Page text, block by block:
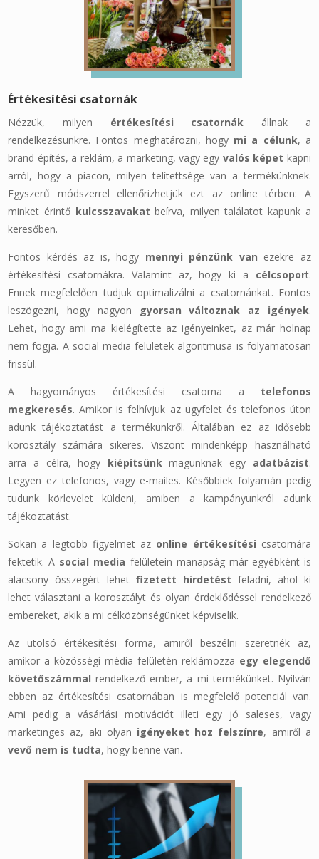
Értékesítési csatornák
Nézzük, milyen értékesítési csatornák állnak a
rendelkezésünkre. Fontos meghatározni, hogy mi a célunk, a
brand építés, a reklám, a marketing, vagy egy valós képet kapni
arról, hogy a piacon, milyen telítettsége van a termékünknek.
Egyszerű módszerrel ellenőrizhetjük ezt az online térben: A
minket érintő kulcsszavakat beírva, milyen találatot kapunk a
keresőben.
Fontos kérdés az is, hogy mennyi pénzünk van ezekre az
értékesítési csatornákra. Valamint az, hogy ki a célcsoport.
Ennek megfelelően tudjuk optimalizálni a csatornánkat. Fontos
leszögezni, hogy nagyon
gyorsan változnak az igények.
Lehet, hogy ami ma kielégítette az igényeinket, az már holnap
nem fogja. A social media felületek algoritmusa is folyamatosan
frissül.
A hagyományos értékesítési csatorna a telefonos
megkeresés. Amikor is felhívjuk az ügyfelet és telefonos úton
adunk tájékoztatást a termékünkről. Általában ez az idősebb
korosztály számára sikeres. Viszont mindenképp használható
arra a célra, hogy kiépítsünk magunknak egy adatbázist.
Legyen ez telefonos, vagy e-mailes. Későbbiek folyamán pedig
tudunk körlevelet küldeni, amiben a kampányunkról adunk
tájékoztatást.
Sokan a legtöbb figyelmet az online értékesítési csatornára
fektetik. A social media felületein manapság már egyébként is
alacsony összegért lehetfizetett hirdetést feladni, ahol ki
lehet választani a korosztályt és olyan érdeklődéssel rendelkező
embereket, akik a mi célközönségünket képviselik.
Az utolsó értékesítési forma, amiről beszélni szeretnék az,
amikor a közösségi média felületén reklámozza egy elegendő
követőszámmal rendelkező ember, a mi termékünket. Nyilván
ebben az értékesítési csatornában is megfelelő potenciál van.
Ami pedig a vásárlási motivációt illeti egy jó saleses, vagy
marketinges az, aki olyan igényeket hoz felszínre, amiről a
vevő nem is tudta, hogy benne van.